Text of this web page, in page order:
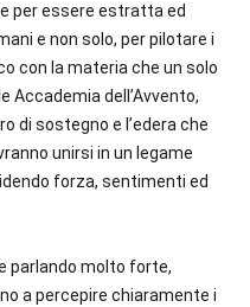
per essere estratta ed
e non solo, per pilotare i
con la materia che un solo
Accademia dell’Avvento,
di sostegno e l’edera che
unirsi in un legame
forza, sentimenti ed
parlando molto forte,
a percepire chiaramente i